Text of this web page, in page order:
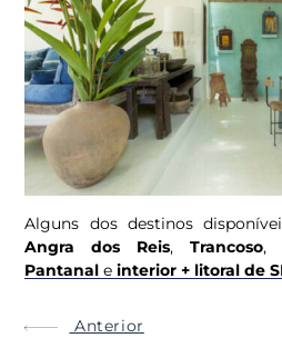
Alguns dos destinos
Angra dos Reis,Trancoso,
Pantanal einterior + litoral de
Anterior